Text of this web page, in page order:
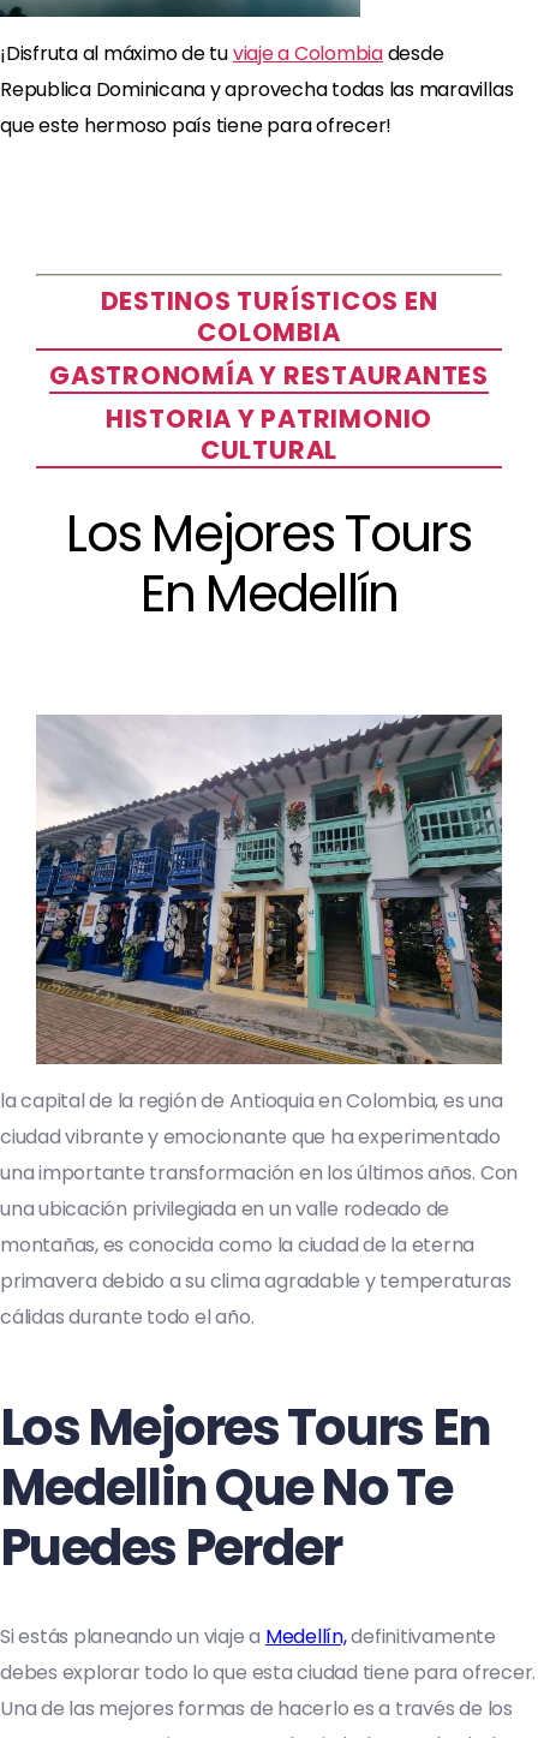
¡Disfruta al máximo de tuviaje a Colombiadesde
Republica Dominicana y aprovecha todas las maravillas
que este hermoso país tiene para ofrecer!
DESTINOS TURÍSTICOS EN
COLOMBIA
GASTRONOMÍA Y RESTAURANTES
HISTORIA Y PATRIMONIO
CULTURAL
Los Mejores Tours
En Medellín
la capital de la región de Antioquia en Colombia, es una
ciudad vibrante y emocionante que ha experimentado
una importante transformación en los últimos años. Con
una ubicación privilegiada en un valle rodeado de
montañas, es conocida como la ciudad de la eterna
primavera debido a su clima agradable y temperaturas
cálidas durante todo el año.
Los Mejores Tours En
Medellin Que No Te
Puedes Perder
Si estás planeando un viaje a Medellín,definitivamente
debes explorar todo lo que esta ciudad tiene para ofrecer.
Una de las mejores formas de hacerlo es a través de los